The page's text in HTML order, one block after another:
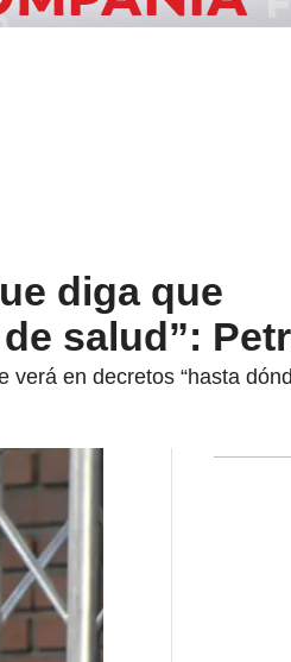
diga que
salud”:
en decretos “hasta